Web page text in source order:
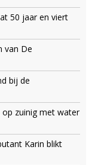
50 jaar en viert
van De
bij de
zuinig met water
Karin blikt